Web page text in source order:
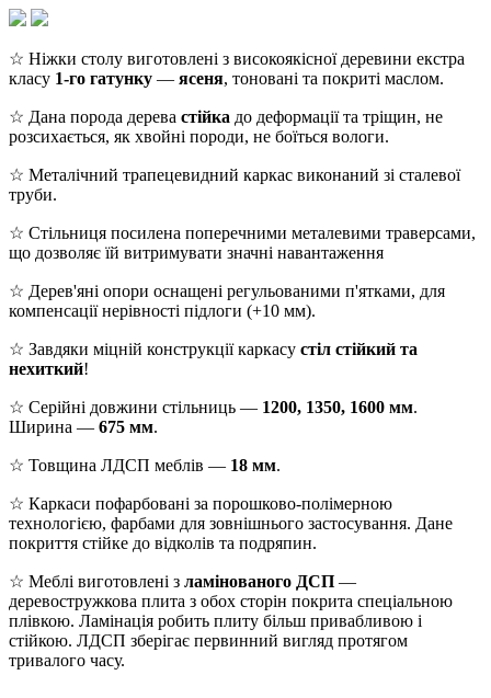
☆ Ніжки столу виготовлені з високоякісної деревини екстра
класу 1-го гатунку — ясеня, тоновані та покриті маслом.
☆ Дана порода дерева стійка до деформації та тріщин, не
розсихається, як хвойні породи, не боїться вологи.
☆ Металічний трапецевидний каркас виконаний зі сталевої
труби.
☆ Стільниця посилена поперечними металевими траверсами,
що дозволяє їй витримувати значні навантаження
☆ Дерев'яні опори оснащені регульованими п'ятками, для
компенсації нерівності підлоги (+10 мм).
☆ Завдяки міцній конструкції каркасу стіл стійкий та
нехиткий!
☆ Серійні довжини стільниць — 1200, 1350, 1600 мм.
Ширина — 675 мм.
☆ Товщина ЛДСП меблів — 18 мм.
☆ Каркаси пофарбовані за порошково-полімерною
технологією, фарбами для зовнішнього застосування. Дане
покриття стійке до відколів та подряпин.
☆ Меблі виготовлені з ламінованого ДСП —
деревостружкова плита з обох сторін покрита спеціальною
плівкою. Ламінація робить плиту більш привабливою і
стійкою. ЛДСП зберігає первинний вигляд протягом
тривалого часу.